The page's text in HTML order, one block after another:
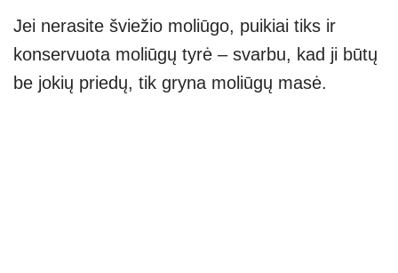
Jei nerasite šviežio moliūgo, puikiai tiks ir
konservuota moliūgų tyrė – svarbu, kad ji būtų
be jokių priedų, tik gryna moliūgų masė.